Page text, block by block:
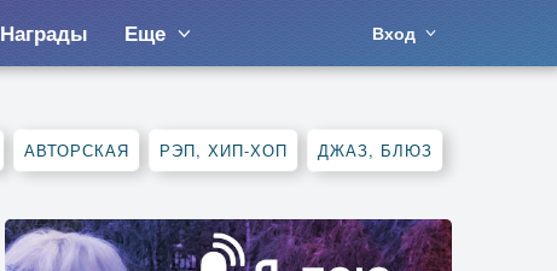
Награды Еще Вход
АВТОРСКАЯ РЭП, ХИП-ХОП ДЖАЗ, БЛЮЗ